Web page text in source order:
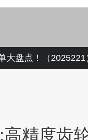
大盘点！（2025221
精度齿